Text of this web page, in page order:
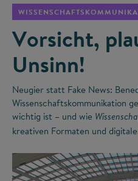
Vorsicht,
Unsinn!
Neugier statt Fake News:
Wissenschaftskommunikation
wichtig ist – und wie
kreativen Formaten und